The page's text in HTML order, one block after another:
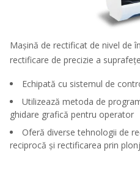
Mașină de rectificat de nivel de
rectificare de precizie a
Echipată cu sistemul de
Utilizează metoda de
ghidare grafică pentru operator
Oferă diverse tehnologii de
reciprocă și rectificarea prin